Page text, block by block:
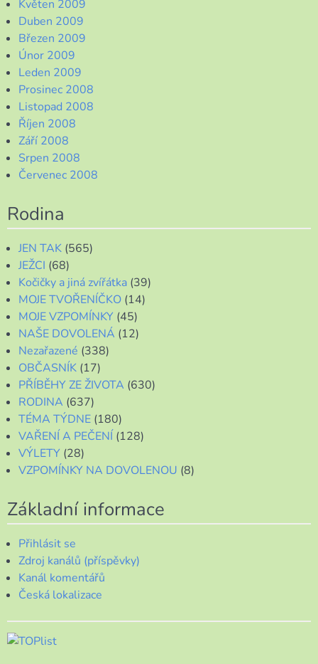
Květen 2009
Duben 2009
Březen 2009
Únor 2009
Leden 2009
Prosinec 2008
Listopad 2008
Říjen 2008
Září 2008
Srpen 2008
Červenec 2008
Rodina
JEN TAK (565)
JEŽCI (68)
Kočičky a jiná zvířátka (39)
MOJE TVOŘENÍČKO (14)
MOJE VZPOMÍNKY (45)
NAŠE DOVOLENÁ (12)
Nezařazené (338)
OBČASNÍK (17)
PŘÍBĚHY ZE ŽIVOTA (630)
RODINA (637)
TÉMA TÝDNE (180)
VAŘENÍ A PEČENÍ (128)
VÝLETY (28)
VZPOMÍNKY NA DOVOLENOU (8)
Základní informace
Přihlásit se
Zdroj kanálů (příspěvky)
Kanál komentářů
Česká lokalizace